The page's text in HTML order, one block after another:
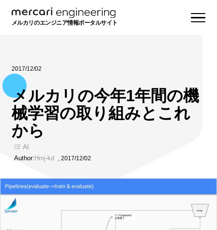
メルカリのエンジニア情報ポータルサイト
2017/12/02
メルカリの今年1年間の機
械学習の取り組みとこれ
から
AI
Author: Hmj-kd , 2017/12/02